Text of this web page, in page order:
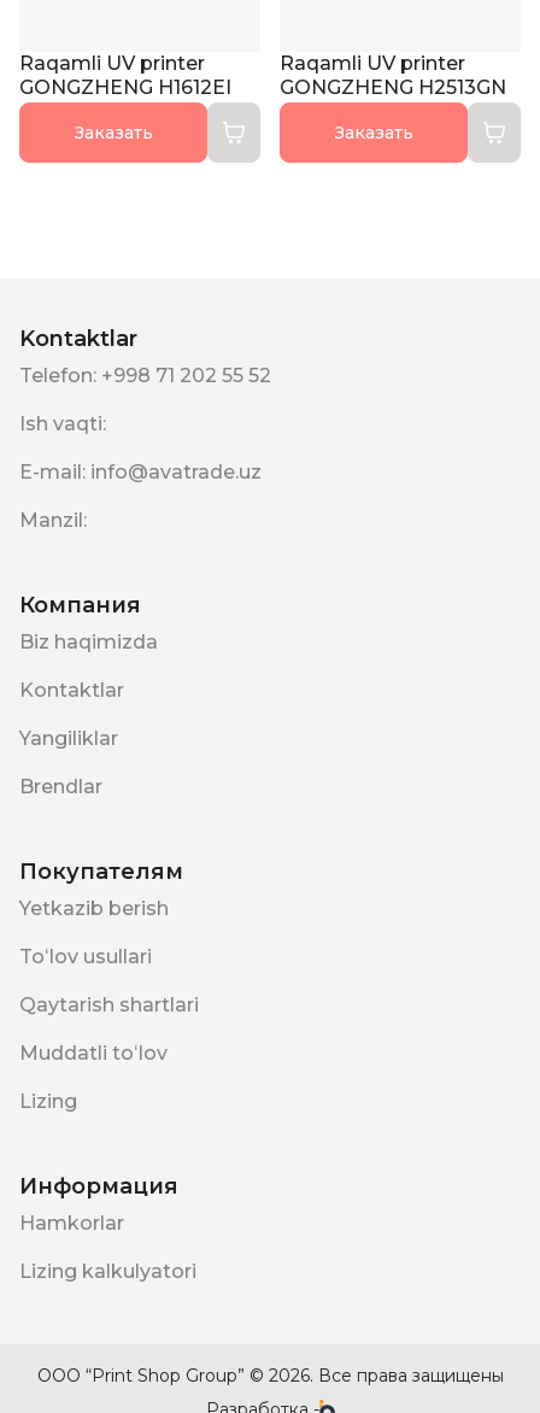
Raqamli UV printer
GONGZHENG H1612EI
Заказать
Raqamli UV printer
GONGZHENG Н2513GN
Заказать
Kontaktlar
Telefon: +998 71 202 55 52
Ish vaqti:
E-mail: info@avatrade.uz
Manzil:
Компания
Biz haqimizda
Kontaktlar
Yangiliklar
Brendlar
Покупателям
Yetkazib berish
Toʻlov usullari
Qaytarish shartlari
Muddatli toʻlov
Lizing
Информация
Hamkorlar
Lizing kalkulyatori
ООО “Print Shop Group” © 2026. Все права защищены